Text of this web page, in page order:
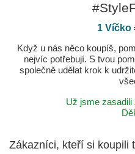
1 Víčko
Když u nás něco koupíš,
nejvíc potřebují. S tvou
společně udělat krok k
Už jsme zasadili
Zákazníci, kteří si koupili